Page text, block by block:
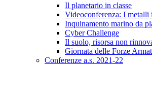
Il planetario in classe
Videoconferenza: I metalli
Inquinamento marino da
Cyber Challenge
Il suolo, risorsa non
Giornata delle Forze
Conferenze a.s. 2021-22